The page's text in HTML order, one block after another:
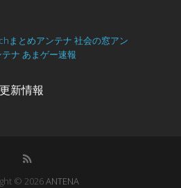
まとめアンテナ 社会の窓アン
ナ あまゲー速報
新情報
© 2026ANTENA